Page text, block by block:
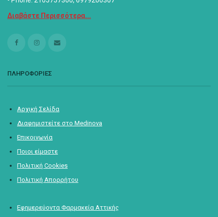
Διαβάστε Περισσότερα...
ΠΛΗΡΟΦΟΡΙΕΣ
Αρχική Σελίδα
Διαφημιστείτε στο Medinova
Επικοινωνία
Ποιοι είμαστε
Πολιτική Cookies
Πολιτική Απορρήτου
Εφημερεύοντα Φαρμακεία Αττικής